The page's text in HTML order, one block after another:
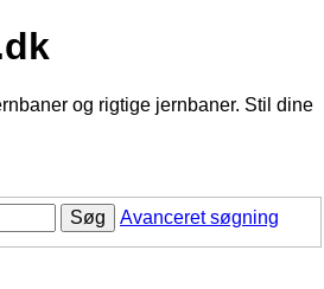
og rigtige jernbaner. Stil dine
Søg Avanceret søgning